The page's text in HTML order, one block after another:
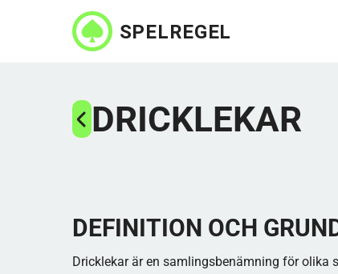
DRICKLEKAR
DEFINITION OCH
Dricklekar är en samlingsbenämning för olika